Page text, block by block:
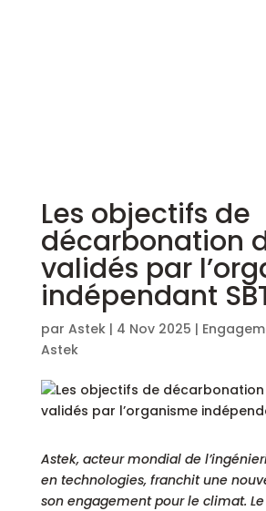
Les objectifs de
décarbonation
validés par
indépendant
par Astek| 4 Nov 2025 |
Astek
Astek, acteur mondial de
en technologies, franchit une
son engagement pour le climat. Le